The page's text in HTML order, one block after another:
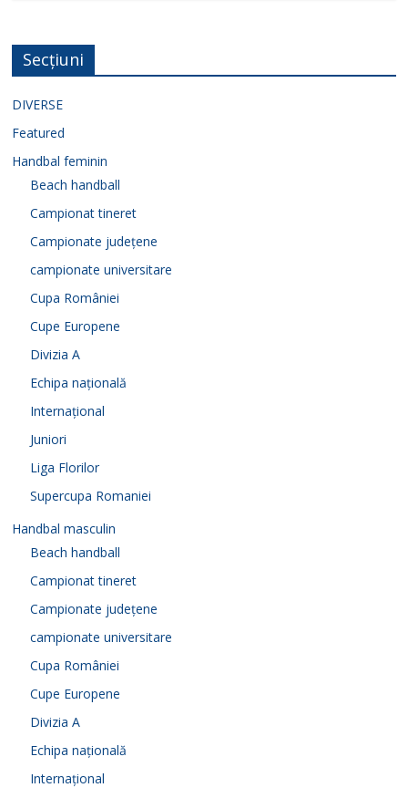
Secțiuni
DIVERSE
Featured
Handbal feminin
Beach handball
Campionat tineret
Campionate județene
campionate universitare
Cupa României
Cupe Europene
Divizia A
Echipa națională
Internațional
Juniori
Liga Florilor
Supercupa Romaniei
Handbal masculin
Beach handball
Campionat tineret
Campionate județene
campionate universitare
Cupa României
Cupe Europene
Divizia A
Echipa națională
Internațional